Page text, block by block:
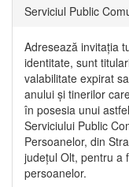
Serviciul Public
Adresează invitația
identitate, sunt
valabilitate expirat
anului și tinerilor
în posesia unui
Serviciului Public
Persoanelor, din
județul Olt, pentru a
persoanelor.